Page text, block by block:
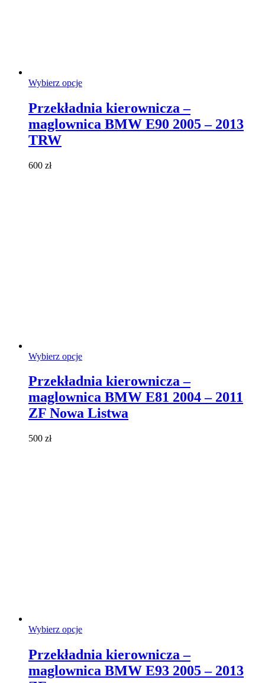
Wybierz opcjeTen
ma
wiele
wariantów.
Przekładnia kierownicza –
maglownica BMW E90 2005 – 2013
TRW
600 zł
Wybierz opcjeTen
ma
wiele
wariantów.
Opcje
można
Przekładnia kierownicza –
maglownica BMW E81 2004 – 2011
ZF Nowa Listwa
500 zł
Wybierz opcjeTen
ma
wiele
wariantów.
Przekładnia kierownicza –
maglownica BMW E93 2005 – 2013